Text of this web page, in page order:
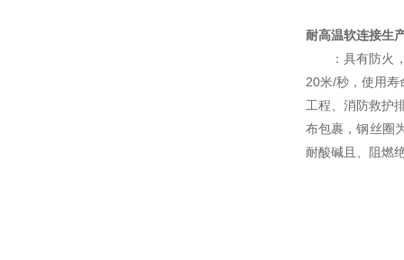
耐高温软连接生
：具有防火
20米/秒，使用
工程、消防救护
布包裹，钢丝圈
耐酸碱且、阻燃